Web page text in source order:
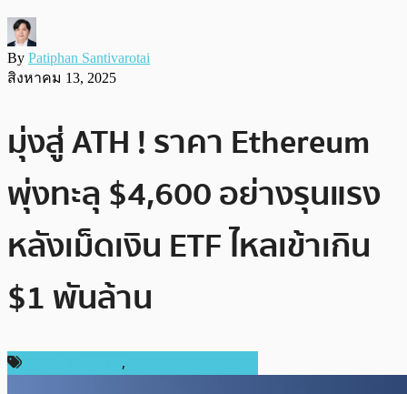
By Patiphan Santivarotai
สิงหาคม 13, 2025
มุ่งสู่ ATH ! ราคา Ethereum
พุ่งทะลุ $4,600 อย่างรุนแรง
หลังเม็ดเงิน ETF ไหลเข้าเกิน
$1 พันล้าน
,